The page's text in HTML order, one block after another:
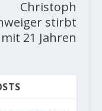
Christoph
stirbt
mit 21 Jahren